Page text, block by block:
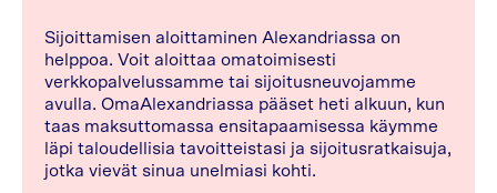
Sijoittamisen aloittaminen Alexandriassa on
helppoa. Voit aloittaa omatoimisesti
verkkopalvelussamme tai sijoitusneuvojamme
avulla. OmaAlexandriassa pääset heti alkuun, kun
taas maksuttomassa ensitapaamisessa käymme
läpi taloudellisia tavoitteistasi ja sijoitusratkaisuja,
jotka vievät sinua unelmiasi kohti.